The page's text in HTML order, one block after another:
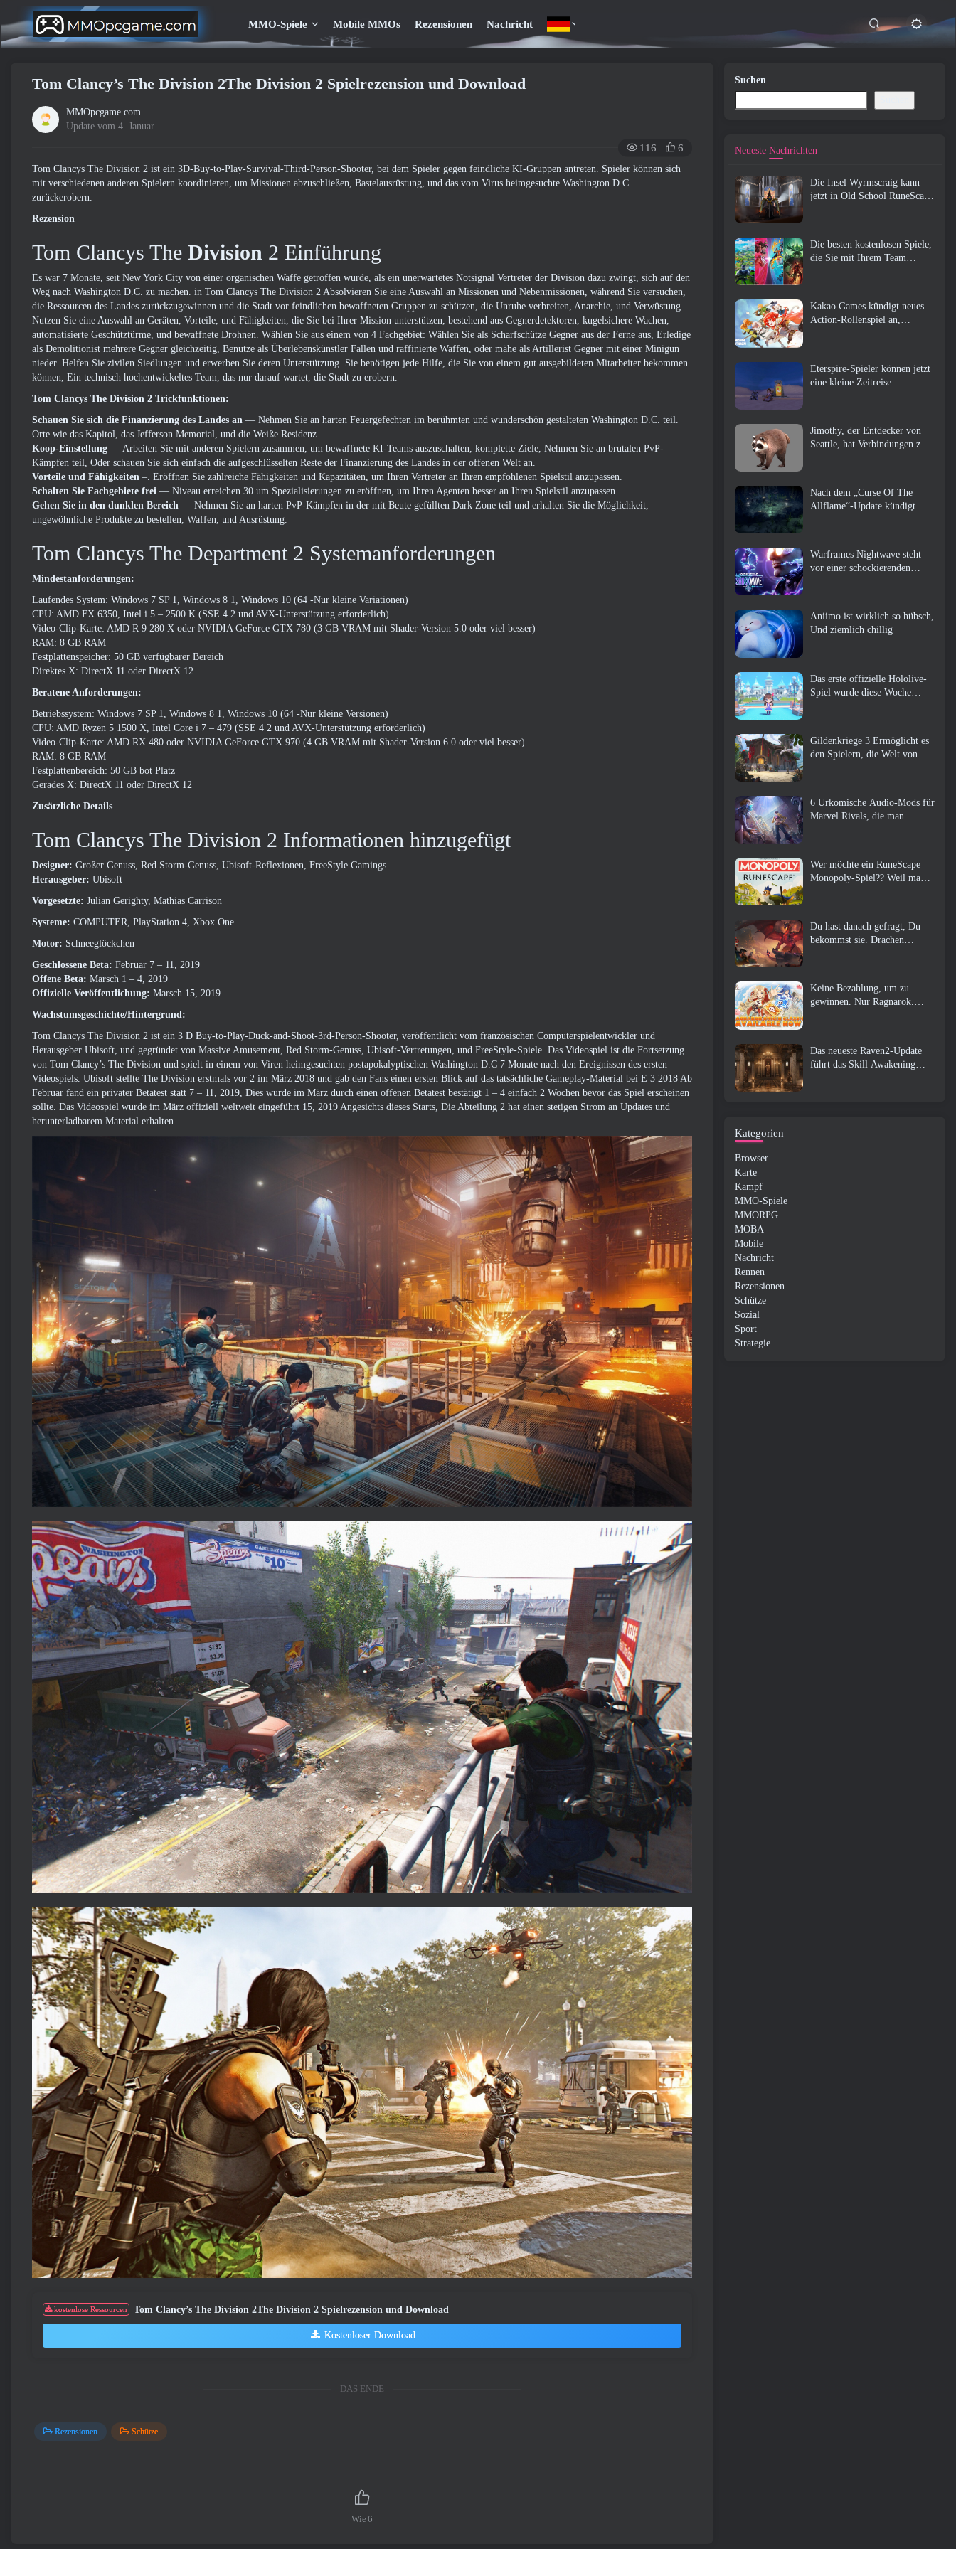
MMO-Spiele Mobile MMOs Rezensionen Nachricht
Tom Clancy’s The Division 2The Division 2 Spielrezension und Download
MMOpcgame.com
Update vom 4. Januar
116 6
Tom Clancys The Division 2 ist ein 3D-Buy-to-Play-Survival-Third-Person-Shooter, bei dem Spieler gegen feindliche KI-Gruppen antreten. Spieler können sich
mit verschiedenen anderen Spielern koordinieren, um Missionen abzuschließen, Bastelausrüstung, und das vom Virus heimgesuchte Washington D.C.
zurückerobern.
Rezension
Tom Clancys The Division 2 Einführung
Es war 7 Monate, seit New York City von einer organischen Waffe getroffen wurde, als ein unerwartetes Notsignal Vertreter der Division dazu zwingt, sich auf den
Weg nach Washington D.C. zu machen. in Tom Clancys The Division 2 Absolvieren Sie eine Auswahl an Missionen und Nebenmissionen, während Sie versuchen,
die Ressourcen des Landes zurückzugewinnen und die Stadt vor feindlichen bewaffneten Gruppen zu schützen, die Unruhe verbreiten, Anarchie, und Verwüstung.
Nutzen Sie eine Auswahl an Geräten, Vorteile, und Fähigkeiten, die Sie bei Ihrer Mission unterstützen, bestehend aus Gegnerdetektoren, kugelsichere Wachen,
automatisierte Geschütztürme, und bewaffnete Drohnen. Wählen Sie aus einem von 4 Fachgebiet: Wählen Sie als Scharfschütze Gegner aus der Ferne aus, Erledige
als Demolitionist mehrere Gegner gleichzeitig, Benutze als Überlebenskünstler Fallen und raffinierte Waffen, oder mähe als Artillerist Gegner mit einer Minigun
nieder. Helfen Sie zivilen Siedlungen und erwerben Sie deren Unterstützung. Sie benötigen jede Hilfe, die Sie von einem gut ausgebildeten Mitarbeiter bekommen
können, Ein technisch hochentwickeltes Team, das nur darauf wartet, die Stadt zu erobern.
Tom Clancys The Division 2 Trickfunktionen:
Schauen Sie sich die Finanzierung des Landes an — Nehmen Sie an harten Feuergefechten im berühmten und wunderschön gestalteten Washington D.C. teil.
Orte wie das Kapitol, das Jefferson Memorial, und die Weiße Residenz.
Koop-Einstellung — Arbeiten Sie mit anderen Spielern zusammen, um bewaffnete KI-Teams auszuschalten, komplette Ziele, Nehmen Sie an brutalen PvP-
Kämpfen teil, Oder schauen Sie sich einfach die aufgeschlüsselten Reste der Finanzierung des Landes in der offenen Welt an.
Vorteile und Fähigkeiten –. Eröffnen Sie zahlreiche Fähigkeiten und Kapazitäten, um Ihren Vertreter an Ihren empfohlenen Spielstil anzupassen.
Schalten Sie Fachgebiete frei — Niveau erreichen 30 um Spezialisierungen zu eröffnen, um Ihren Agenten besser an Ihren Spielstil anzupassen.
Gehen Sie in den dunklen Bereich — Nehmen Sie an harten PvP-Kämpfen in der mit Beute gefüllten Dark Zone teil und erhalten Sie die Möglichkeit,
ungewöhnliche Produkte zu bestellen, Waffen, und Ausrüstung.
Tom Clancys The Department 2 Systemanforderungen
Mindestanforderungen:
Laufendes System: Windows 7 SP 1, Windows 8 1, Windows 10 (64 -Nur kleine Variationen)
CPU: AMD FX 6350, Intel i 5 – 2500 K (SSE 4 2 und AVX-Unterstützung erforderlich)
Video-Clip-Karte: AMD R 9 280 X oder NVIDIA GeForce GTX 780 (3 GB VRAM mit Shader-Version 5.0 oder viel besser)
RAM: 8 GB RAM
Festplattenspeicher: 50 GB verfügbarer Bereich
Direktes X: DirectX 11 oder DirectX 12
Beratene Anforderungen:
Betriebssystem: Windows 7 SP 1, Windows 8 1, Windows 10 (64 -Nur kleine Versionen)
CPU: AMD Ryzen 5 1500 X, Intel Core i 7 – 479 (SSE 4 2 und AVX-Unterstützung erforderlich)
Video-Clip-Karte: AMD RX 480 oder NVIDIA GeForce GTX 970 (4 GB VRAM mit Shader-Version 6.0 oder viel besser)
RAM: 8 GB RAM
Festplattenbereich: 50 GB bot Platz
Gerades X: DirectX 11 oder DirectX 12
Zusätzliche Details
Tom Clancys The Division 2 Informationen hinzugefügt
Designer: Großer Genuss, Red Storm-Genuss, Ubisoft-Reflexionen, FreeStyle Gamings
Herausgeber: Ubisoft
Vorgesetzte: Julian Gerighty, Mathias Carrison
Systeme: COMPUTER, PlayStation 4, Xbox One
Motor: Schneeglöckchen
Geschlossene Beta: Februar 7 – 11, 2019
Offene Beta: Marsch 1 – 4, 2019
Offizielle Veröffentlichung: Marsch 15, 2019
Wachstumsgeschichte/Hintergrund:
Tom Clancys The Division 2 ist ein 3 D Buy-to-Play-Duck-and-Shoot-3rd-Person-Shooter, veröffentlicht vom französischen Computerspielentwickler und
Herausgeber Ubisoft, und gegründet von Massive Amusement, Red Storm-Genuss, Ubisoft-Vertretungen, und FreeStyle-Spiele. Das Videospiel ist die Fortsetzung
von Tom Clancy’s The Division und spielt in einem von Viren heimgesuchten postapokalyptischen Washington D.C 7 Monate nach den Ereignissen des ersten
Videospiels. Ubisoft stellte The Division erstmals vor 2 im März 2018 und gab den Fans einen ersten Blick auf das tatsächliche Gameplay-Material bei E 3 2018 Ab
Februar fand ein privater Betatest statt 7 – 11, 2019, Dies wurde im März durch einen offenen Betatest bestätigt 1 – 4 einfach 2 Wochen bevor das Spiel erscheinen
sollte. Das Videospiel wurde im März offiziell weltweit eingeführt 15, 2019 Angesichts dieses Starts, Die Abteilung 2 hat einen stetigen Strom an Updates und
herunterladbarem Material erhalten.
kostenlose Ressourcen Tom Clancy’s The Division 2The Division 2 Spielrezension und Download
Kostenloser Download
DAS ENDE
Rezensionen Schütze
Wie 6
Suchen
Neueste Nachrichten
Die Insel Wyrmscraig kann
jetzt in Old School RuneScape
Die besten kostenlosen Spiele,
die Sie mit Ihrem Team
Kakao Games kündigt neues
Action-Rollenspiel an,
Eterspire-Spieler können jetzt
eine kleine Zeitreise
Jimothy, der Entdecker von
Seattle, hat Verbindungen zu
Nach dem „Curse Of The
Allflame“-Update kündigt
Warframes Nightwave steht
vor einer schockierenden
Aniimo ist wirklich so hübsch,
Und ziemlich chillig
Das erste offizielle Hololive-
Spiel wurde diese Woche
Gildenkriege 3 Ermöglicht es
den Spielern, die Welt von
6 Urkomische Audio-Mods für
Marvel Rivals, die man
Wer möchte ein RuneScape
Monopoly-Spiel?? Weil man
Du hast danach gefragt, Du
bekommst sie. Drachen
Keine Bezahlung, um zu
gewinnen. Nur Ragnarok.
Das neueste Raven2-Update
führt das Skill Awakening
Kategorien
Browser
Karte
Kampf
MMO-Spiele
MMORPG
MOBA
Mobile
Nachricht
Rennen
Rezensionen
Schütze
Sozial
Sport
Strategie